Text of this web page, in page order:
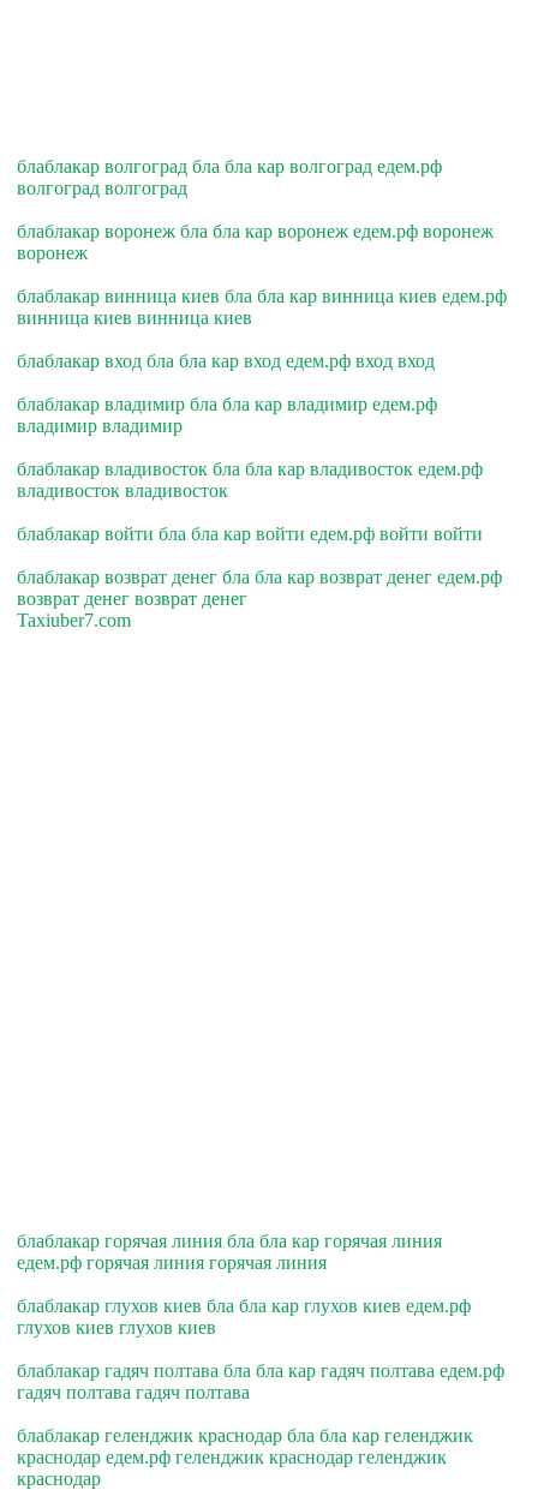
блаблакар волгоград бла бла кар волгоград едем.рф
волгоград волгоград
блаблакар воронеж бла бла кар воронеж едем.рф воронеж
воронеж
блаблакар винница киев бла бла кар винница киев едем.рф
винница киев винница киев
блаблакар вход бла бла кар вход едем.рф вход вход
блаблакар владимир бла бла кар владимир едем.рф
владимир владимир
блаблакар владивосток бла бла кар владивосток едем.рф
владивосток владивосток
блаблакар войти бла бла кар войти едем.рф войти войти
блаблакар возврат денег бла бла кар возврат денег едем.рф
возврат денег возврат денег
Taxiuber7.com
блаблакар горячая линия бла бла кар горячая линия
едем.рф горячая линия горячая линия
блаблакар глухов киев бла бла кар глухов киев едем.рф
глухов киев глухов киев
блаблакар гадяч полтава бла бла кар гадяч полтава едем.рф
гадяч полтава гадяч полтава
блаблакар геленджик краснодар бла бла кар геленджик
краснодар едем.рф геленджик краснодар геленджик
краснодар